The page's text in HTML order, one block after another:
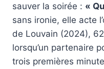
sauver la soirée : «
sans ironie, elle acte
de Louvain (2024),
lorsqu’un partenaire
trois premières